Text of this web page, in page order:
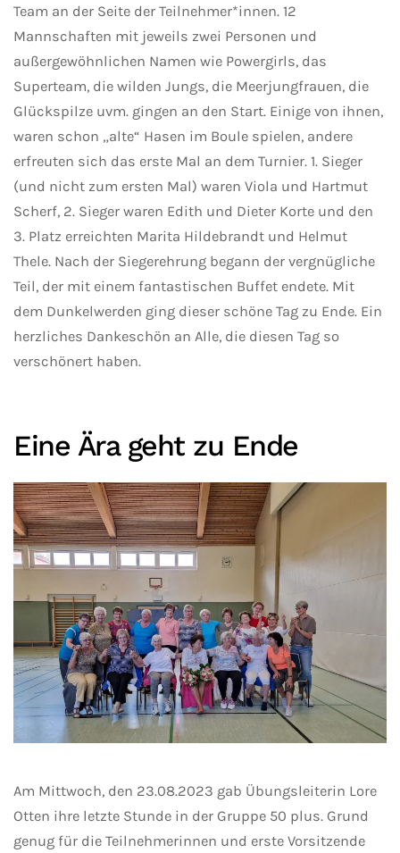
Team an der Seite der Teilnehmer*innen. 12
Mannschaften mit jeweils zwei Personen und
außergewöhnlichen Namen wie Powergirls, das
Superteam, die wilden Jungs, die Meerjungfrauen, die
Glückspilze uvm. gingen an den Start. Einige von ihnen,
waren schon „alte“ Hasen im Boule spielen, andere
erfreuten sich das erste Mal an dem Turnier. 1. Sieger
(und nicht zum ersten Mal) waren Viola und Hartmut
Scherf, 2. Sieger waren Edith und Dieter Korte und den
3. Platz erreichten Marita Hildebrandt und Helmut
Thele. Nach der Siegerehrung begann der vergnügliche
Teil, der mit einem fantastischen Buffet endete. Mit
dem Dunkelwerden ging dieser schöne Tag zu Ende. Ein
herzliches Dankeschön an Alle, die diesen Tag so
verschönert haben.
Eine Ära geht zu Ende
Am Mittwoch, den 23.08.2023 gab Übungsleiterin Lore
Otten ihre letzte Stunde in der Gruppe 50 plus. Grund
genug für die Teilnehmerinnen und erste Vorsitzende